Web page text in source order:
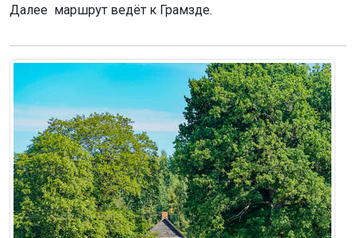
Далее маршрут ведёт к Грамзде.